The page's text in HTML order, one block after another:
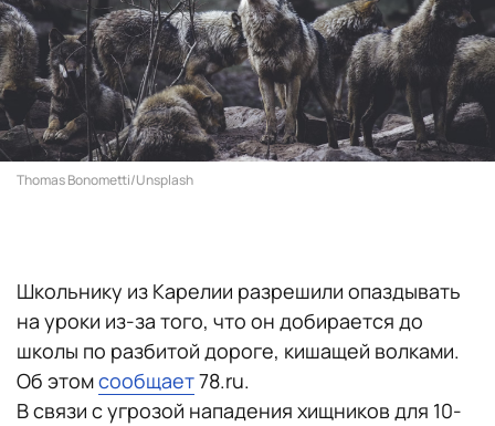
Thomas Bonometti/Unsplash
Школьнику из Карелии разрешили опаздывать
на уроки из-за того, что он добирается до
школы по разбитой дороге, кишащей волками.
Об этомсообщает78.ru.
В связи с угрозой нападения хищников для 10-